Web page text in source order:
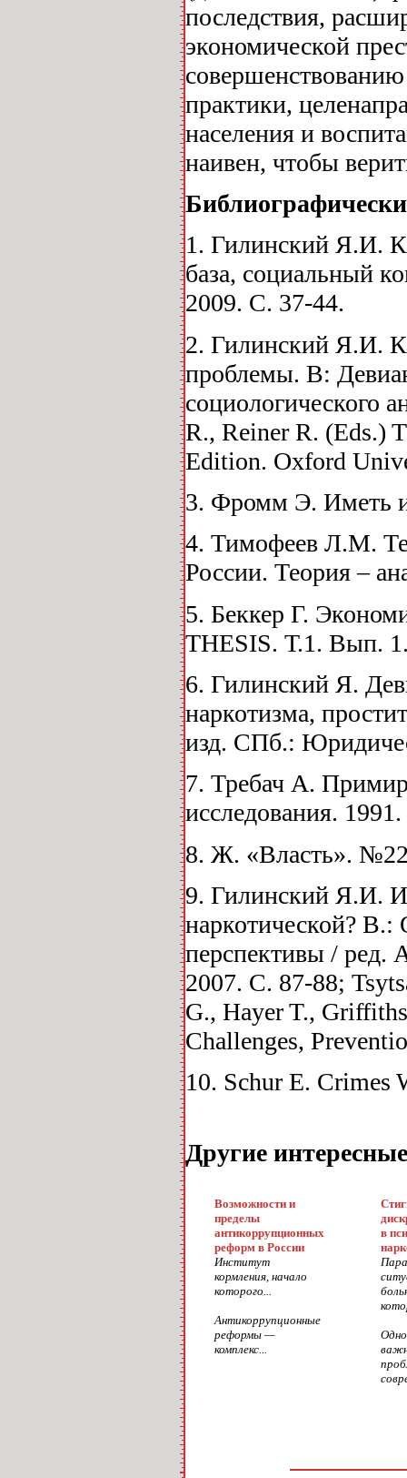
последствия,
экономической
практики,
населения и
наивен, чтобы
1. Гилинский Я.И.
база, социальный
2009. С. 37-44.
2. Гилинский Я.И.
проблемы. В:
социологического
R., Reiner R. (Eds.)
Edition. Oxford
3. Фромм Э. Иметь
4. Тимофеев Л.М.
России. Теория –
5. Беккер Г.
THESIS. Т.1. Вып.
6. Гилинский Я.
наркотизма,
изд. СПб.:
7. Требач А.
исследования.
8. Ж. «Власть».
9. Гилинский Я.И.
наркотической? В.:
перспективы /
2007. С. 87-88;
G., Hayer T.,
Challenges,
10. Schur E.
Другие
Возможности и
пределы
антикоррупционных
реформ в России
Институт
кормления, начало
которого...
Антикоррупционные
реформы —
комплекс...
в